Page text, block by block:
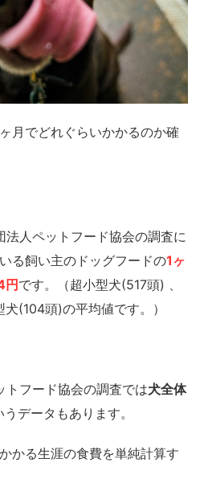
月でどれぐらいかかるのか確
人ペットフード協会の調査に
る飼い主のドッグフードの1ヶ
円 です。（超小型犬(517頭) 、
(104頭)の平均値です。）
トフード協会の調査では犬全体
うデータもあります。
かる生涯の食費を単純計算す